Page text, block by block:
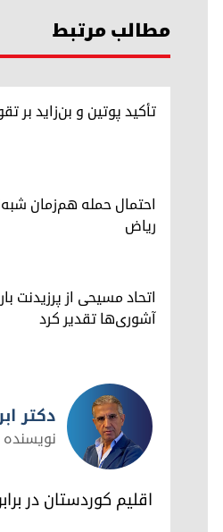
مطالب مرتبط
تأکید پوتین و بن‌زاید بر
احتمال حمله هم‌زمان
ریاض
اتحاد مسیحی از پرزیدنت
آشوری‌ها تقدیر کرد
دکتر ابراهیم خالد
دکتر
نویسنده
اقلیم کوردستان در